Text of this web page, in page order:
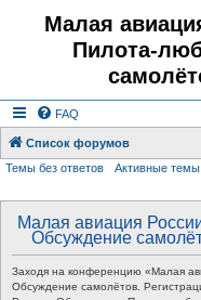
Малая
Пилота-
FAQ
Список форумов
Темы без ответов
Активные темы
Малая авиация
Обсуждение
Заходя на конференцию «Малая
Обсуждение самолётов.